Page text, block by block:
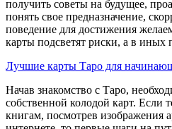
получить советы на будущее,
понять свое предназначение,
поведение для достижения
карты подсветят риски, а в иных
Лучшие карты Таро для
Начав знакомство с Таро,
собственной колодой карт. Если
книгам, посмотрев изображения